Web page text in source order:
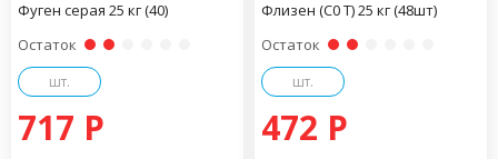
Фуген серая 25 кг (40)
Остаток
шт.
717 P
Флизен (С0 Т) 25 кг (48шт)
Остаток
шт.
472 P